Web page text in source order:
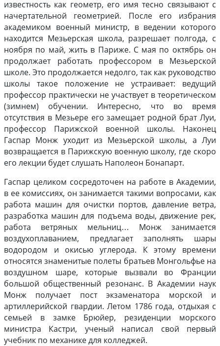
известность как геометр, его имя тесно связывают с
начертательной геометрией. После его избрания
академиком военный министр, в ведении которого
находится Мезьерская школа, разрешает полгода, с
ноября по май, жить в Париже. С мая по октябрь он
продолжает работать профессором в Мезьерской
школе. Это продолжается недолго, так как руководство
школы такое положение не устраивает: ведущий
профессор практически не участвует в теоретическом
(зимнем) обучении. Интересно, что во время
отсутствия в Мезьере его замещает родной брат Луи,
профессор Парижской военной школы. Наконец
Гаспар Монж уходит из Мезьерской школы, а Луи
возвращается в Парижскую военную школу, где скоро
его лекции будет слушать Наполеон Бонапарт.
Гаспар целиком сосредоточен на работе в Академии,
в ее комиссиях, он занимается такими вопросами, как
работа машин для очистки портов, давление ветра,
разработка машин для подъема воды, движение рек,
работа ветряных мельниц… Монж занимается
воздухоплаванием, предлагает заполнять шары
водородом и окисью углерода. К этому времени
относятся знаменитые полеты братьев Монгольфье на
воздушном шаре, которые вызвали во Франции
большой общественный резонанс. В Академии наук
Монж получает пост экзаменатора морской и
артиллерийской гвардии. Летом 1786 года, отдыхая с
семьей в замке Брюйер, резиденции морского
министра Кастри, ученый написал свой первый
учебник по механике для колледжей.